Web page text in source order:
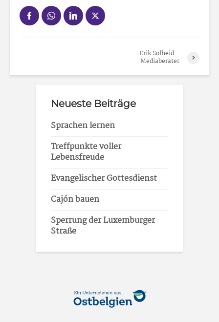
Erik Solheid –
Mediaberater
Neueste Beiträge
Sprachen lernen
Treffpunkte voller
Lebensfreude
Evangelischer Gottesdienst
Cajón bauen
Sperrung der Luxemburger
Straße